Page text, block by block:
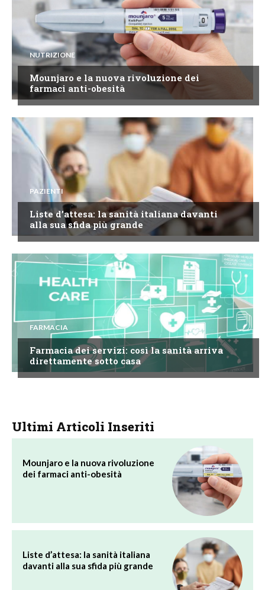
NUTRIZIONE
Mounjaro e la nuova rivoluzione dei
farmaci anti-obesità
PAZIENTI
Liste d’attesa: la sanità italiana davanti
alla sua sfida più grande
FARMACIA
Farmacia dei servizi: così la sanità arriva
direttamente sotto casa
Ultimi Articoli Inseriti
Mounjaro e la nuova rivoluzione
dei farmaci anti-obesità
Liste d’attesa: la sanità italiana
davanti alla sua sfida più grande